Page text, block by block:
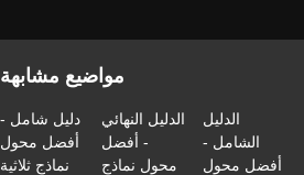
مواضيع مشابهة
دليل شامل -
أفضل محول
نماذج ثلاثية
الدليل النهائي
- أفضل
محول نماذج
الدليل
الشامل -
أفضل محول